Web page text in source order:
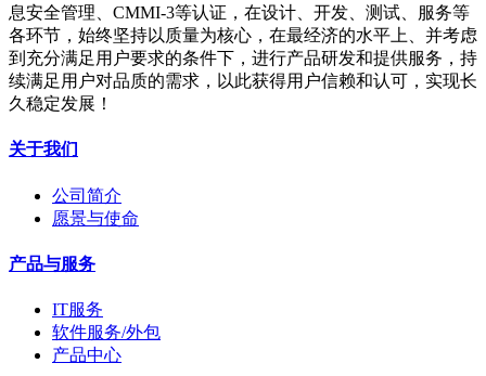
息安全管理、CMMI-3等认证，在设计、开发、测试、服务等
各环节，始终坚持以质量为核心，在最经济的水平上、并考虑
到充分满足用户要求的条件下，进行产品研发和提供服务，持
续满足用户对品质的需求，以此获得用户信赖和认可，实现长
久稳定发展！
关于我们
公司简介
愿景与使命
产品与服务
IT服务
软件服务/外包
产品中心